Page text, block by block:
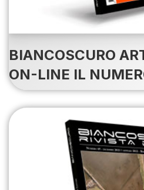
BIANCOSCURO
ON-LINE IL